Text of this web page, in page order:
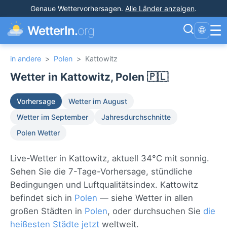
Genaue Wettervorhersagen. Alle Länder anzeigen.
WetterIn.org 🌐 ☰
in andere > Polen > Kattowitz
Wetter in Kattowitz, Polen 🇵🇱
Vorhersage
Wetter im August
Wetter im September
Jahresdurchschnitte
Polen Wetter
Live-Wetter in Kattowitz, aktuell 34°C mit sonnig.
Sehen Sie die 7-Tage-Vorhersage, stündliche
Bedingungen und Luftqualitätsindex. Kattowitz
befindet sich in Polen — siehe Wetter in allen
großen Städten in Polen, oder durchsuchen Sie die
heißesten Städte jetzt weltweit.